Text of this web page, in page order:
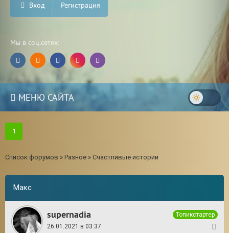
Вход Регистрация
Мы в соц.сетях:
МЕНЮ САЙТА
1
Список форумов » Разное » Счастливые истории
Макс
supernadia
Топикстартер
26.01.2021 в 03:37